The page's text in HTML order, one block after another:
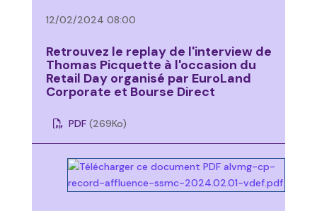
12/02/2024 08:00
Retrouvez le replay de l'interview de
Thomas Picquette à l'occasion du
Retail Day organisé par EuroLand
Corporate et Bourse Direct
PDF (269Ko)